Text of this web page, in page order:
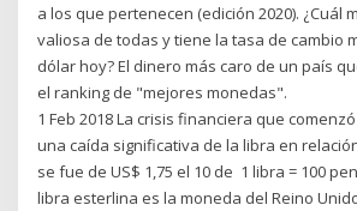
a los que pertenecen (edición 2020). ¿Cuál
valiosa de todas y tiene la tasa de cambio
dólar hoy? El dinero más caro de un país
el ranking de "mejores monedas".
1 Feb 2018 La crisis financiera que
una caída significativa de la libra en
se fue de US$ 1,75 el 10 de 1 libra = 100
libra esterlina es la moneda del Reino